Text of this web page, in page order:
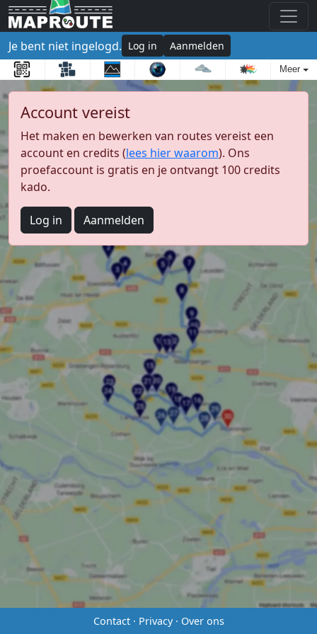
Je bent niet ingelogd. Log in Aanmelden
Meer
Account vereist
Het maken en bewerken van routes vereist een
account en credits (lees hier waarom). Ons
proefaccount is gratis en je ontvangt 100 credits
kado.
Log in Aanmelden
Contact· Privacy· Over ons